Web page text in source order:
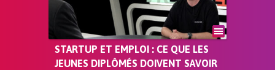
STARTUP ET EMPLOI : CE QUE LES
JEUNES DIPLÔMÉS DOIVENT SAVOIR